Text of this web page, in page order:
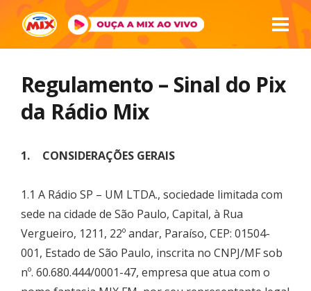
Regulamento – Sinal do Pix
da Rádio Mix
1. CONSIDERAÇÕES GERAIS
1.1 A Rádio SP – UM LTDA., sociedade limitada com
sede na cidade de São Paulo, Capital, à Rua
Vergueiro, 1211, 22º andar, Paraíso, CEP: 01504-
001, Estado de São Paulo, inscrita no CNPJ/MF sob
nº. 60.680.444/0001-47, empresa que atua com o